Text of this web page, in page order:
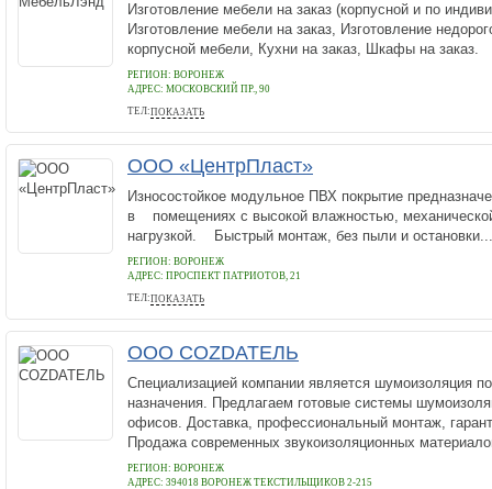
Изготовление мебели на заказ (корпусной и по
Изготовление мебели на заказ, Изготовление
корпусной мебели, Кухни на заказ, Шкафы на заказ.
РЕГИОН: ВОРОНЕЖ
АДРЕС: МОСКОВСКИЙ ПР., 90
ТЕЛ:ПОКАЗАТЬ
+7 (920) 410-52-80
ООО «ЦентрПласт»
Износостойкое модульное ПВХ покрытие
в помещениях с высокой влажностью,
нагрузкой. Быстрый монтаж, без пыли и остановки...
РЕГИОН: ВОРОНЕЖ
АДРЕС: ПРОСПЕКТ ПАТРИОТОВ, 21
ТЕЛ:ПОКАЗАТЬ
+79056544727
ООО COZDАТЕЛЬ
Специализацией компании является шумоизоляция
назначения. Предлагаем готовые системы
офисов. Доставка, профессиональный монтаж,
Продажа современных звукоизоляционных
РЕГИОН: ВОРОНЕЖ
АДРЕС: 394018 ВОРОНЕЖ ТЕКСТИЛЬЩИКОВ 2-215